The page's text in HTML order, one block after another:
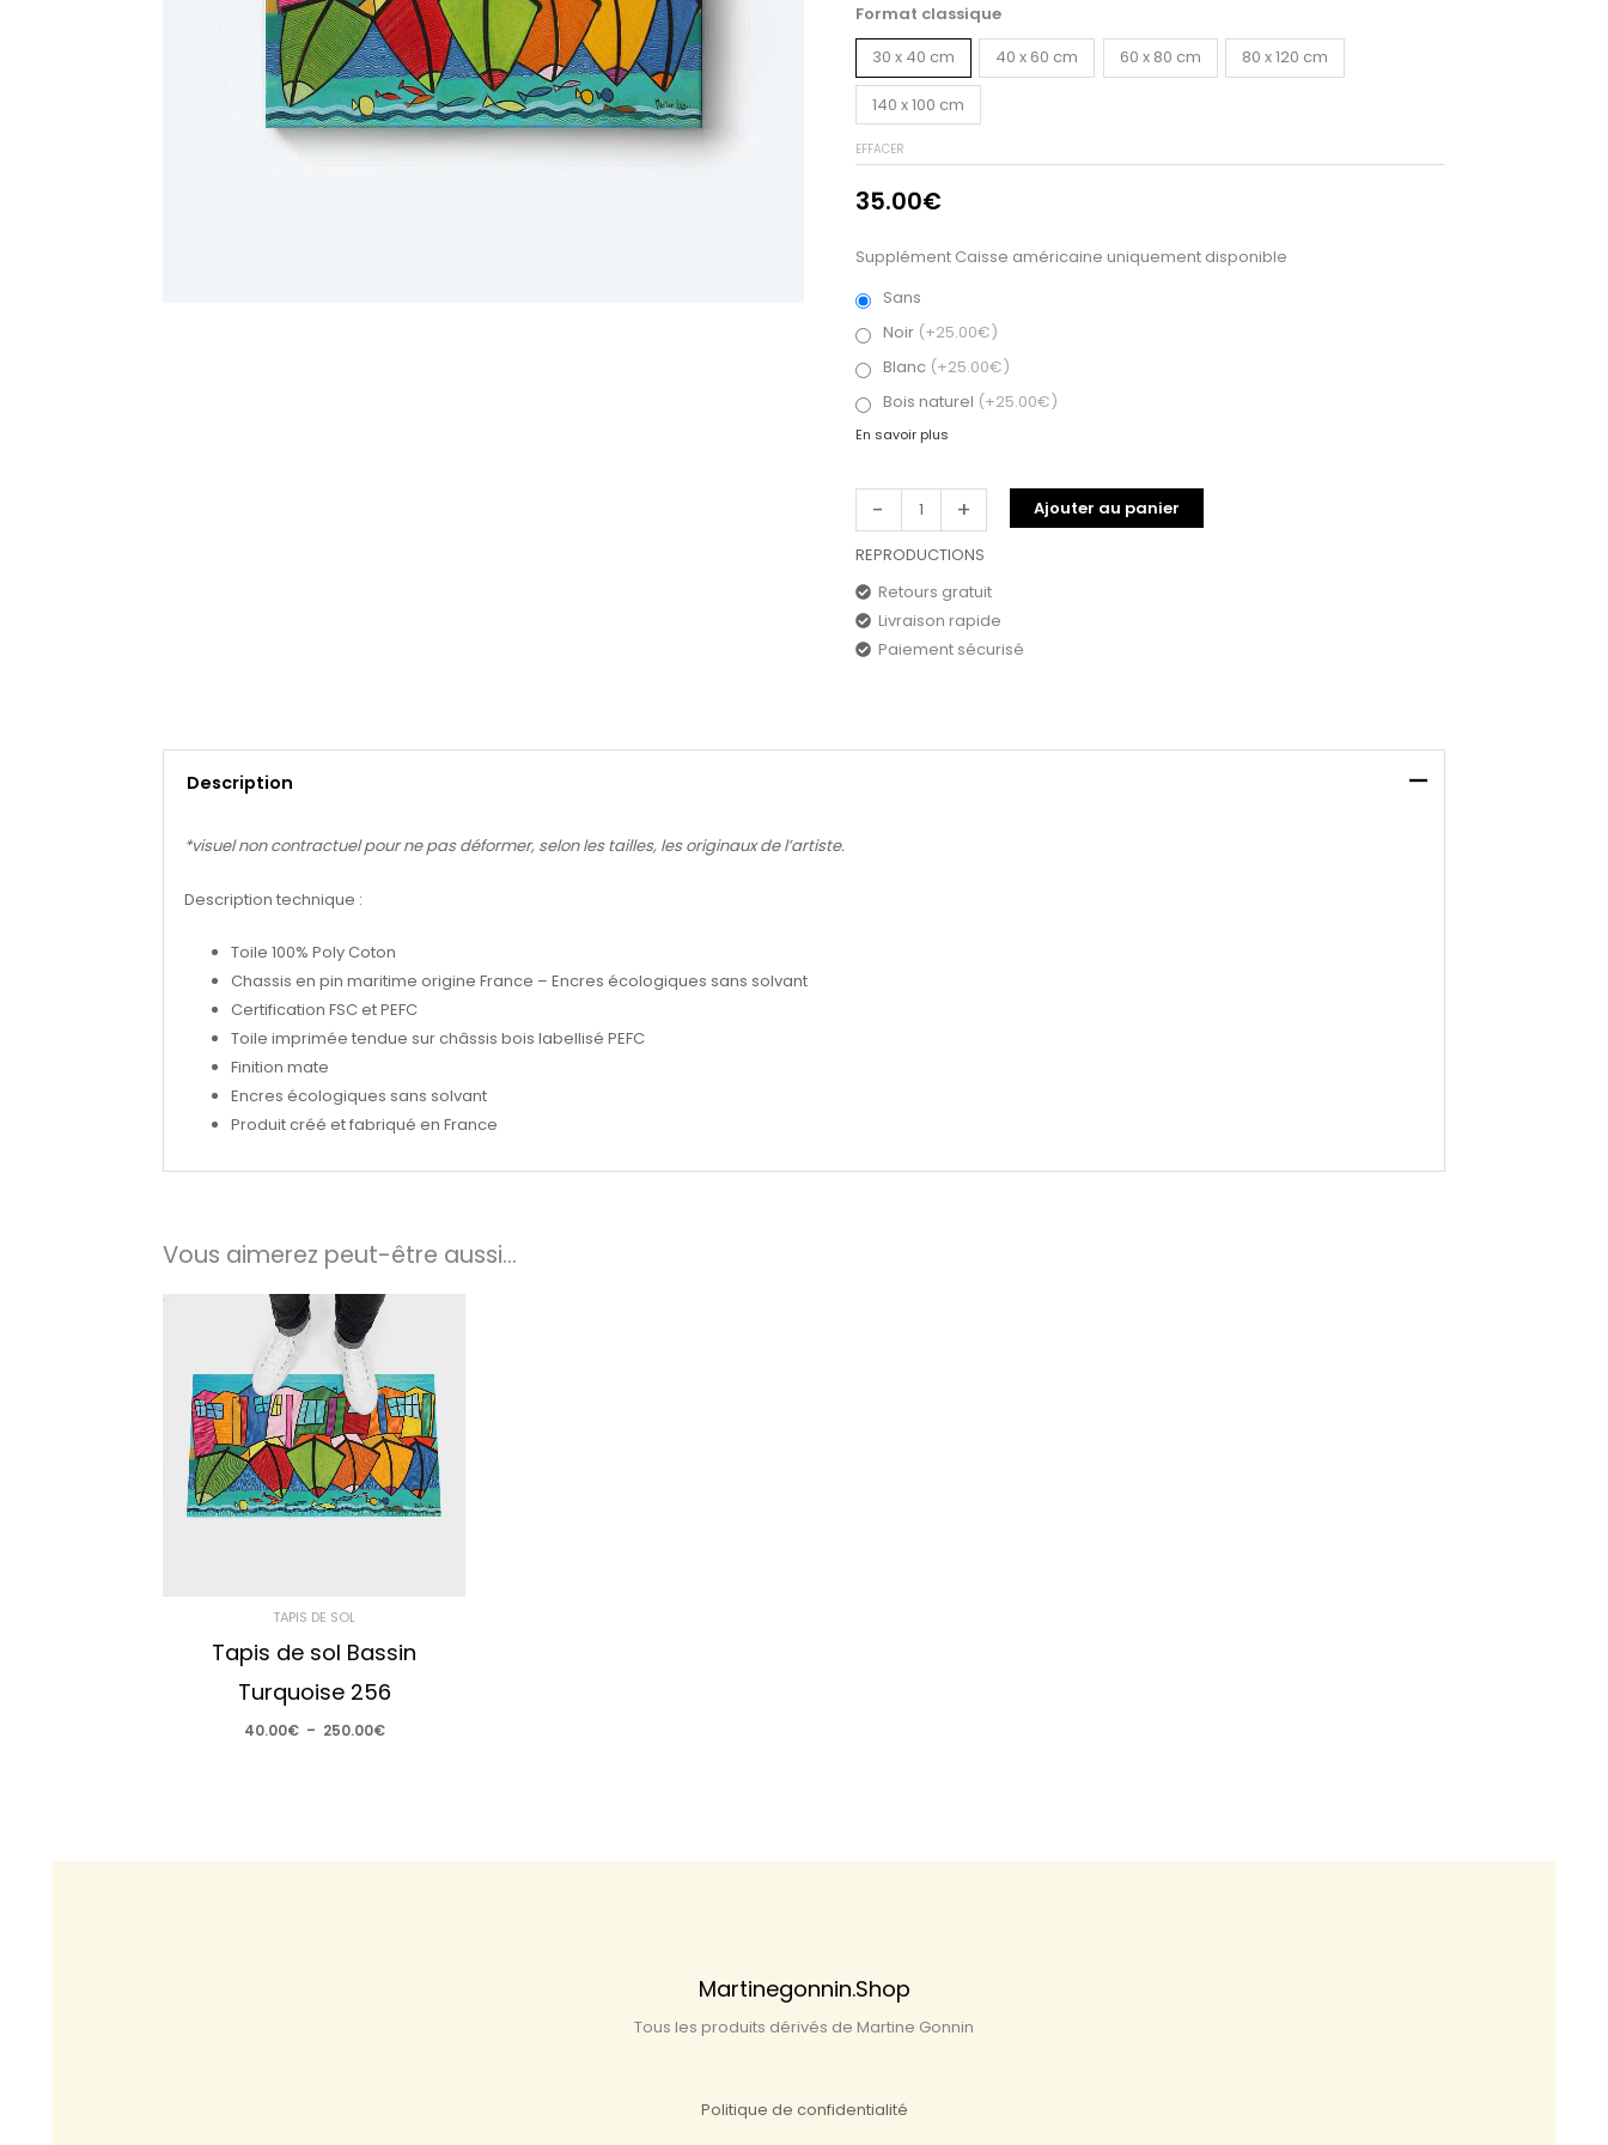
Format classique
30 x 40 cm
40 x 60 cm 60 x 80 cm 80 x 120 cm
140 x 100 cm
EFFACER
35.00€
Supplément Caisse américaine uniquement disponible
Sans
Noir (+25.00€)
Blanc (+25.00€)
Bois naturel (+25.00€)
En savoir plus
- + Ajouter au panier
REPRODUCTIONS
Retours gratuit
Livraison rapide
Paiement sécurisé
Description
*visuel non contractuel pour ne pas déformer, selon les tailles, les originaux de l’artiste.
Description technique :
Toile 100% Poly Coton
Chassis en pin maritime origine France – Encres écologiques sans solvant
Certification FSC et PEFC
Toile imprimée tendue sur châssis bois labellisé PEFC
Finition mate
Encres écologiques sans solvant
Produit créé et fabriqué en France
Vous aimerez peut-être aussi…
TAPIS DE SOL
Tapis de sol Bassin
Turquoise 256
40.00€ – 250.00€
Plage
à
250.00€
Martinegonnin.shop
Tous les produits dérivés de Martine Gonnin
Politique de confidentialité